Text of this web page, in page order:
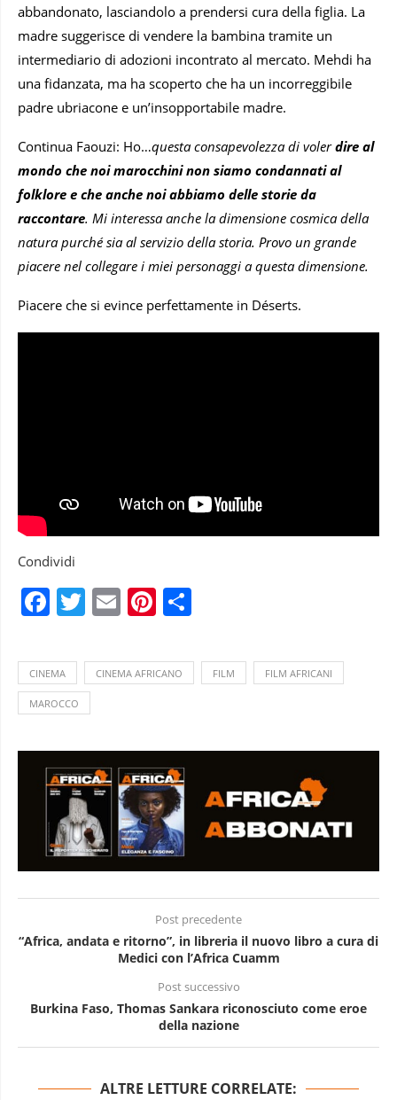
abbandonato, lasciandolo a prendersi cura della figlia. La
madre suggerisce di vendere la bambina tramite un
intermediario di adozioni incontrato al mercato. Mehdi ha
una fidanzata, ma ha scoperto che ha un incorreggibile
padre ubriacone e un’insopportabile madre.
Continua Faouzi: Ho…questa consapevolezza di volerdire al
mondo che noi marocchini non siamo condannati al
folklore e che anche noi abbiamo delle storie da
raccontare. Mi interessa anche la dimensione cosmica della
natura purché sia ​​al servizio della storia. Provo un grande
piacere nel collegare i miei personaggi a questa dimensione.
Piacere che si evince perfettamente in Déserts.
Condividi
Facebook
Twitter
EmailPinterest
CINEMA CINEMA AFRICANO FILM FILM AFRICANI
MAROCCO
Post precedente
“Africa, andata e ritorno”, in libreria il nuovo libro a cura di
Medici con l’Africa Cuamm
Post successivo
Burkina Faso, Thomas Sankara riconosciuto come eroe
della nazione
ALTRE LETTURE CORRELATE: